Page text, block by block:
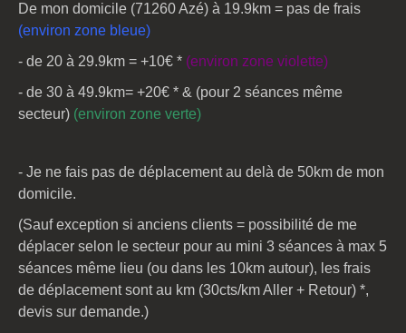
De mon domicile (71260 Azé) à 19.9km = pas de frais
(environ zone bleue)
- de 20 à 29.9km = +10€ * (environ zone violette)
- de 30 à 49.9km= +20€ * & (pour 2 séances même
secteur) (environ zone verte)
- Je ne fais pas de déplacement au delà de 50km de mon
domicile.
(Sauf exception si anciens clients = possibilité de me
déplacer selon le secteur pour au mini 3 séances à max 5
séances même lieu (ou dans les 10km autour), les frais
de déplacement sont au km (30cts/km Aller + Retour) *,
devis sur demande.)